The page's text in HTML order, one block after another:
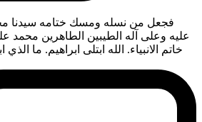
فجعل من نسله ومسك ختامه سيدنا
عليه وعلى آله الطيبين الطاهرين محمد
خاتم الانبياء. الله ابتلى ابراهيم. ما الذي